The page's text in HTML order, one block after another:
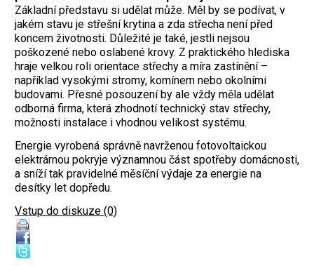
Základní představu si udělat může. Měl by se podívat, v
jakém stavu je střešní krytina a zda střecha není před
koncem životnosti. Důležité je také, jestli nejsou
poškozené nebo oslabené krovy. Z praktického hlediska
hraje velkou roli orientace střechy a míra zastínění –
například vysokými stromy, komínem nebo okolními
budovami. Přesné posouzení by ale vždy měla udělat
odborná firma, která zhodnotí technický stav střechy,
možnosti instalace i vhodnou velikost systému.
Energie vyrobená správně navrženou fotovoltaickou
elektrárnou pokryje významnou část spotřeby domácnosti,
a sníží tak pravidelné měsíční výdaje za energie na
desítky let dopředu.
Vstup do diskuze (0)